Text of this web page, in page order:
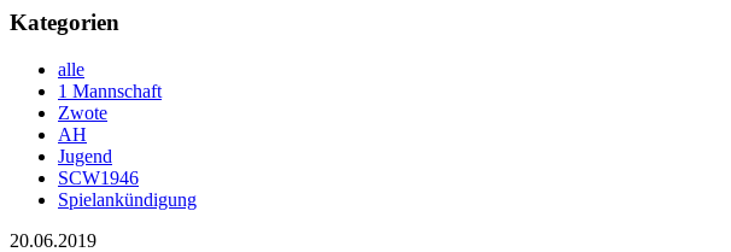
Kategorien
alle
1 Mannschaft
Zwote
AH
Jugend
SCW1946
Spielankündigung
20.06.2019